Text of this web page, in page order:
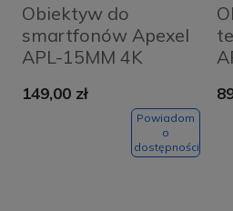
Obiektyw do
smartfonów Apexel
APL-15MM 4K
149,00 zł
Powiadom
o
dostępności